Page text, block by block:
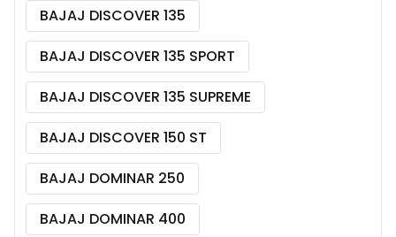
BAJAJ DISCOVER 135
BAJAJ DISCOVER 135 SPORT
BAJAJ DISCOVER 135 SUPREME
BAJAJ DISCOVER 150 ST
BAJAJ DOMINAR 250
BAJAJ DOMINAR 400